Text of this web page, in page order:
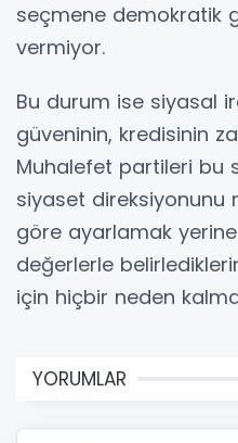
seçmene demokratik
vermiyor.
Bu durum ise siyasal
güveninin, kredisinin
Muhalefet partileri bu
siyaset direksiyonunu
göre ayarlamak yerine
değerlerle
için hiçbir neden
YORUMLAR